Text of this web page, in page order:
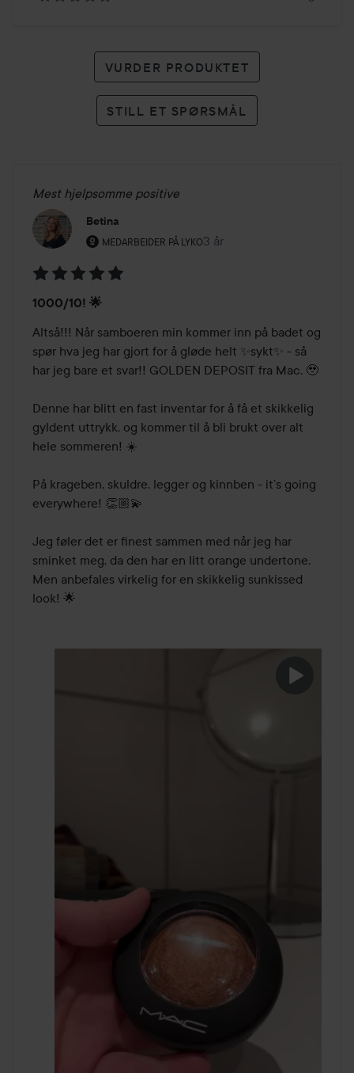
VURDER PRODUKTET
STILL ET SPØRSMÅL
Mest hjelpsomme positive
Betina
MEDARBEIDER PÅ LYKO
Brukerens rolle: Medarbeider på Lyko.
3 år
Innlegget ble opprettet 3
5
av
5
1000/10! 🌟
Altså!!! Når samboeren min kommer inn på badet og
spør hva jeg har gjort for å gløde helt ✨sykt✨ - så
har jeg bare et svar!! GOLDEN DEPOSIT fra Mac. 🥹
Denne har blitt en fast inventar for å få et skikkelig
gyldent uttrykk, og kommer til å bli brukt over alt
hele sommeren! ☀️
På krageben, skuldre, legger og kinnben - it’s going
everywhere! 👏🏼💫
Jeg føler det er finest sammen med når jeg har
sminket meg, da den har en litt orange undertone.
Men anbefales virkelig for en skikkelig sunkissed
look! 🌟